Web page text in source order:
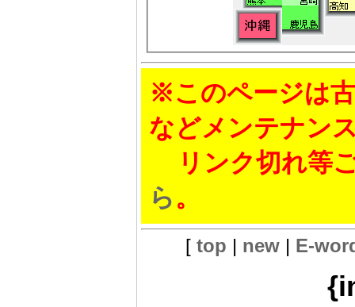
※このページは
などメンテナン
リンク切れ等
ら。
[ top | new| E-